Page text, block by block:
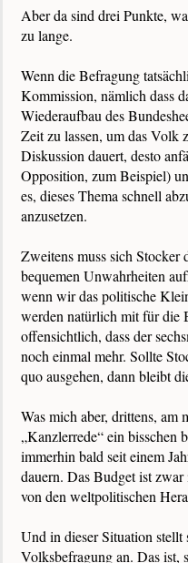
Aber da sind drei Punkte,
zu lange.
Wenn die Befragung
Kommission, nämlich dass
Wiederaufbau des
Zeit zu lassen, um das Volk
Diskussion dauert, desto
Opposition, zum Beispiel)
es, dieses Thema schnell
anzusetzen.
Zweitens muss sich Stocker
bequemen Unwahrheiten
wenn wir das politische
werden natürlich mit für die
offensichtlich, dass der
noch einmal mehr. Sollte
quo ausgehen, dann bleibt
Was mich aber, drittens,
„Kanzlerrede“ ein
immerhin bald seit einem
dauern. Das Budget ist
von den weltpolitischen
Und in dieser Situation
Volksbefragung an. Das